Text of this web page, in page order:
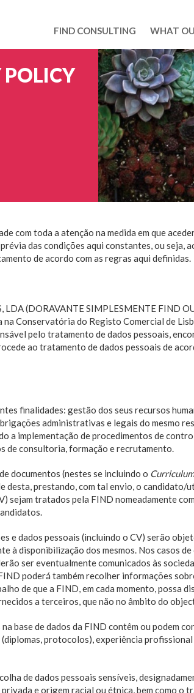
FIND CONSULTING WHAT
POLICY
com toda a atenção na medida em que
das condições aqui constantes, ou seja,
de acordo com as regras aqui definidas.
(DORAVANTE SIMPLESMENTE FIND
na Conservatória do Registo Comercial de
pelo tratamento de dados pessoais,
ao tratamento de dados pessoais de
finalidades: gestão dos seus recursos
administrativas e legais do mesmo
a implementação de procedimentos de
de consultoria, formação e recrutamento.
documentos (nestes se incluindo o
prestando, com tal envio, o candidato/
sejam tratados pela FIND nomeadamente
e dados pessoais (incluindo o CV) serão
à disponibilização dos mesmos. Nos casos
ser eventualmente comunicados às
poderá também recolher informações
de que a FIND, em cada momento, possa
a terceiros, que não no âmbito do
base de dados da FIND contêm ou podem
protocolos), experiência
de dados pessoais sensíveis,
e origem racial ou étnica, bem como o